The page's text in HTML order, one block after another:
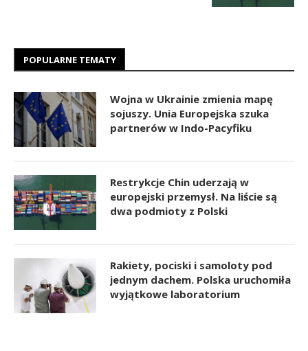
POPULARNE TEMATY
Wojna w Ukrainie zmienia mapę
sojuszy. Unia Europejska szuka
partnerów w Indo-Pacyfiku
Restrykcje Chin uderzają w
europejski przemysł. Na liście są
dwa podmioty z Polski
Rakiety, pociski i samoloty pod
jednym dachem. Polska uruchomiła
wyjątkowe laboratorium